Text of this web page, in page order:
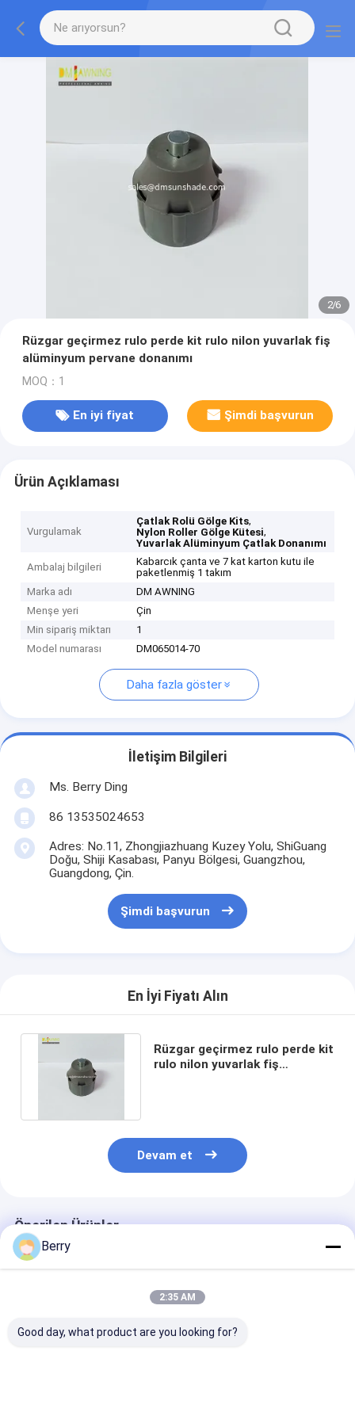
2/6
Rüzgar geçirmez rulo perde kit rulo nilon yuvarlak fiş
alüminyum pervane donanımı
MOQ：1
En iyi fiyat Şimdi başvurun
Ürün Açıklaması
Vurgulamak
Çatlak Rolü Gölge Kits,
Nylon Roller Gölge Kütesi,
Yuvarlak Alüminyum Çatlak Donanımı
Ambalaj bilgileri
Kabarcık çanta ve 7 kat karton kutu ile
paketlenmiş 1 takım
Marka adı
DM AWNING
Menşe yeri
Çin
Min sipariş miktarı
1
Model numarası
DM065014-70
Daha fazla göster
İletişim Bilgileri
Ms. Berry Ding
86 13535024653
Adres: No.11, Zhongjiazhuang Kuzey Yolu, ShiGuang
Doğu, Shiji Kasabası, Panyu Bölgesi, Guangzhou,
Guangdong, Çin.
Şimdi başvurun
En İyi Fiyatı Alın
Rüzgar geçirmez rulo perde kit
rulo nilon yuvarlak fiş
Devam et
Önerilen Ürünler
Berry
2:35 AM
Good day, what product are you looking for?